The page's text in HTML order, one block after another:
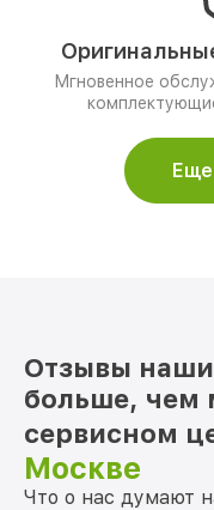
Мгновенное
Отзывы
больше, чем
сервисном
Москве
Что о нас думают